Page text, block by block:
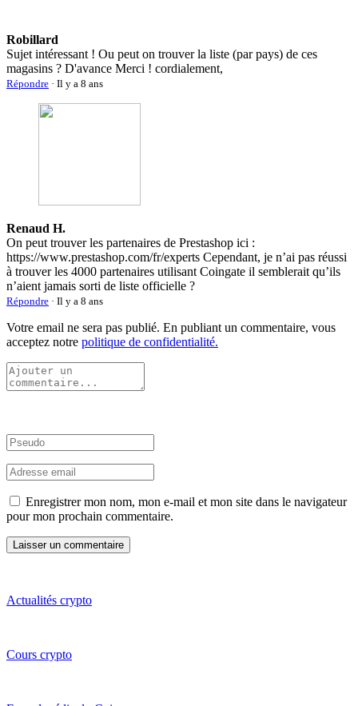
Robillard
Sujet intéressant ! Ou peut on trouver la liste (par pays) de ces
magasins ? D'avance Merci ! cordialement,
Répondre · Il y a 8 ans
Renaud H.
On peut trouver les partenaires de Prestashop ici :
https://www.prestashop.com/fr/experts Cependant, je n’ai pas réussi
à trouver les 4000 partenaires utilisant Coingate il semblerait qu’ils
n’aient jamais sorti de liste officielle ?
Répondre · Il y a 8 ans
Votre email ne sera pas publié. En publiant un commentaire, vous
acceptez notre politique de confidentialité.
Enregistrer mon nom, mon e-mail et mon site dans le navigateur
pour mon prochain commentaire.
Actualités crypto
Cours crypto